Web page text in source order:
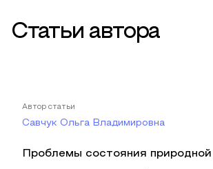
Статьи автора
Автор статьи
Савчук Ольга Владимировна
Проблемы состояния